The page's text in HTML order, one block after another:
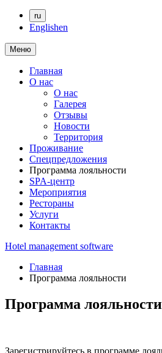
ru
Englishen
Меню
Главная
О нас
О нас
Галерея
Отзывы
Новости
Территория
Проживание
Спецпредложения
Программа лояльности
SPA-центр
Мероприятия
Рестораны
Услуги
Контакты
Hotel management software
Главная
Программа лояльности
Программа лояльности
Зарегистрируйтесь в программе